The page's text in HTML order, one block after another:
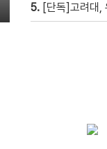
5. [단독]고려대,